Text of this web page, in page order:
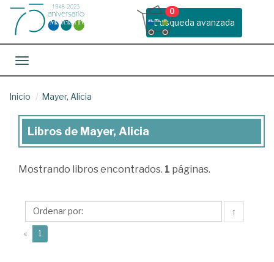
Busqueda avanzada
0
Toggle navigation
Inicio Mayer, Alicia
Libros
Mayer,
Libros de Mayer, Alicia
Mostrando libros encontrados. 1 páginas.
↑
« 1